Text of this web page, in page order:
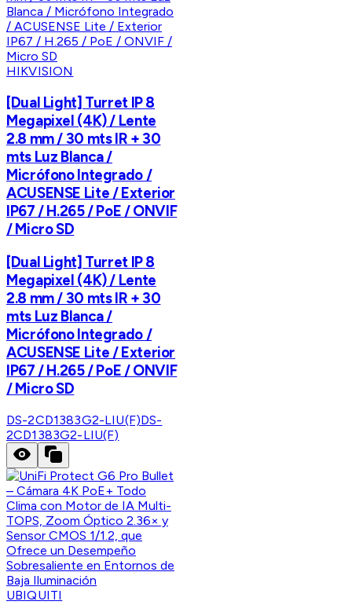
HIKVISION
[Dual Light] Turret IP 8
Megapixel (4K) / Lente
2.8 mm / 30 mts IR + 30
mts Luz Blanca /
Micrófono Integrado /
ACUSENSE Lite / Exterior
IP67 / H.265 / PoE / ONVIF
/ Micro SD
[Dual Light] Turret IP 8
Megapixel (4K) / Lente
2.8 mm / 30 mts IR + 30
mts Luz Blanca /
Micrófono Integrado /
ACUSENSE Lite / Exterior
IP67 / H.265 / PoE / ONVIF
/ Micro SD
DS-2CD1383G2-LIU(F)DS-
2CD1383G2-LIU(F)
UBIQUITI